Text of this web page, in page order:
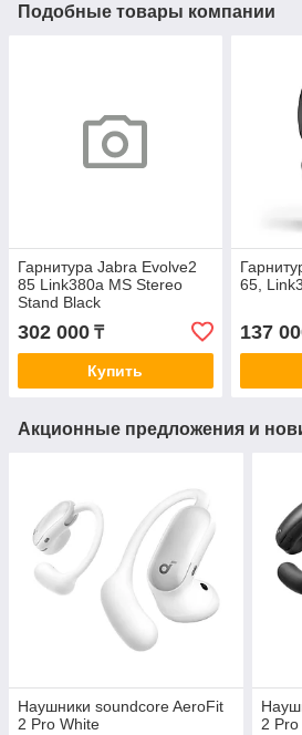
Подобные товары компании
Гарнитура Jabra Evolve2
85 Link380a MS Stereo
Stand Black
302 000 ₸
Купить
65,
137
Акционные предложения и
Наушники soundcore AeroFit
2 Pro White
2 Pro